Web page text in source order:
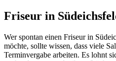
Friseur in
Wer spontan einen Friseur in
möchte, sollte wissen, dass viele
Terminvergabe arbeiten. Es lohnt